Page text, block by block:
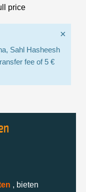
price
Sahl Hasheesh
fee of 5 €
×
, bieten